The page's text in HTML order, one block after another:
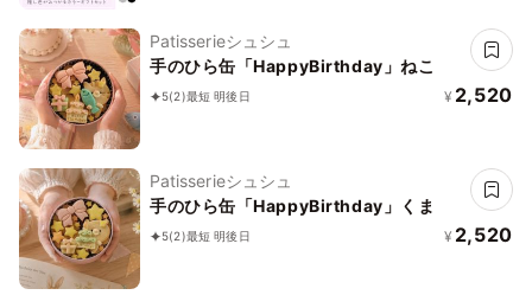
Patisserieシュシュ
手のひら缶「HappyBirthday」ねこ
5(2)最短 明後日 ¥ 2,520
Patisserieシュシュ
手のひら缶「HappyBirthday」くま
5(2)最短 明後日 ¥ 2,520